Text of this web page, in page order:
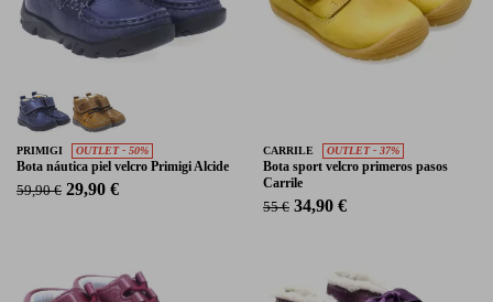
PRIMIGI OUTLET - 50%
Bota náutica piel velcro Primigi Alcide
59,90 € 29,90 €
CARRILE OUTLET - 37%
Bota sport velcro primeros pasos
Carrile
55 € 34,90 €